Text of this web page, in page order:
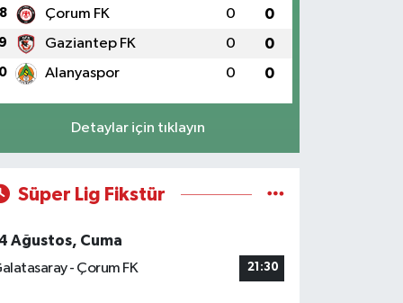
8 Çorum FK 0 0
9 Gaziantep FK 0 0
Alanyaspor 0 0
Detaylar için tıklayın
Süper Lig Fikstür
Ağustos, Cuma
- Çorum FK
21:30